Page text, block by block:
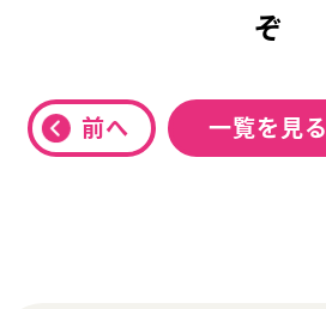
ぞ
前へ 一覧を見る